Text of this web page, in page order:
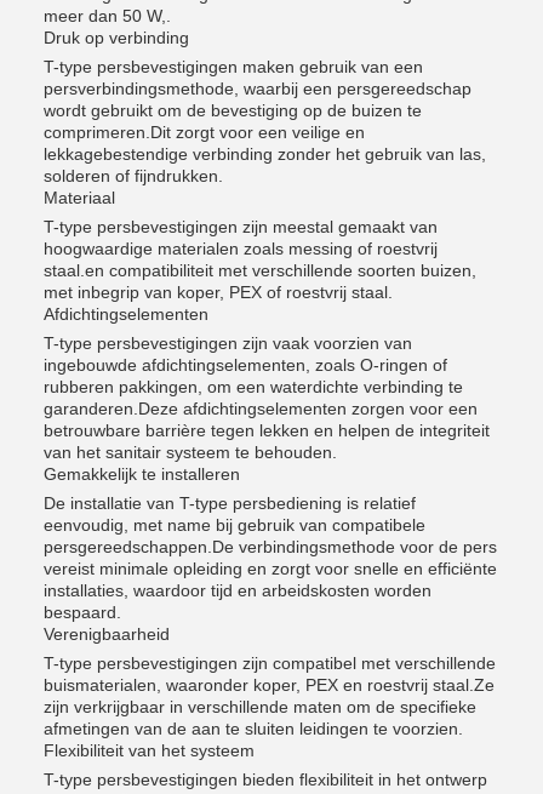
meer dan 50 W,.
Druk op verbinding
T-type persbevestigingen maken gebruik van een
persverbindingsmethode, waarbij een persgereedschap
wordt gebruikt om de bevestiging op de buizen te
comprimeren.Dit zorgt voor een veilige en
lekkagebestendige verbinding zonder het gebruik van las,
solderen of fijndrukken.
Materiaal
T-type persbevestigingen zijn meestal gemaakt van
hoogwaardige materialen zoals messing of roestvrij
staal.en compatibiliteit met verschillende soorten buizen,
met inbegrip van koper, PEX of roestvrij staal.
Afdichtingselementen
T-type persbevestigingen zijn vaak voorzien van
ingebouwde afdichtingselementen, zoals O-ringen of
rubberen pakkingen, om een waterdichte verbinding te
garanderen.Deze afdichtingselementen zorgen voor een
betrouwbare barrière tegen lekken en helpen de integriteit
van het sanitair systeem te behouden.
Gemakkelijk te installeren
De installatie van T-type persbediening is relatief
eenvoudig, met name bij gebruik van compatibele
persgereedschappen.De verbindingsmethode voor de pers
vereist minimale opleiding en zorgt voor snelle en efficiënte
installaties, waardoor tijd en arbeidskosten worden
bespaard.
Verenigbaarheid
T-type persbevestigingen zijn compatibel met verschillende
buismaterialen, waaronder koper, PEX en roestvrij staal.Ze
zijn verkrijgbaar in verschillende maten om de specifieke
afmetingen van de aan te sluiten leidingen te voorzien.
Flexibiliteit van het systeem
T-type persbevestigingen bieden flexibiliteit in het ontwerp